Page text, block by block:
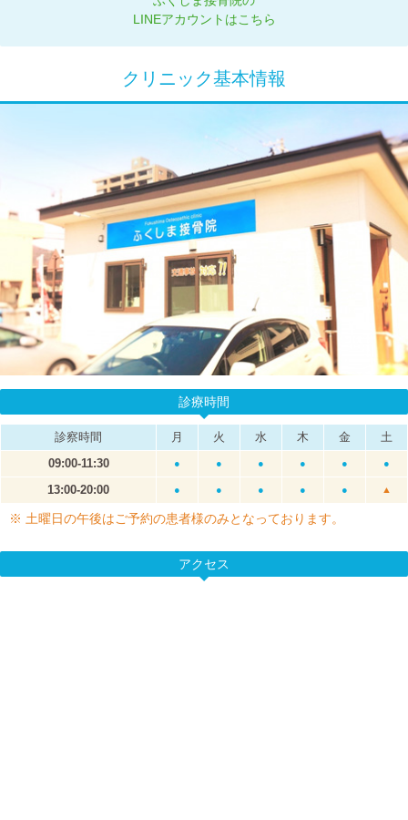
LINEアカウントはこちら
クリニック基本情報
診療時間
診察時間 月 火 水 木 金
土
09:00-11:30
● ● ● ● ● ●
13:00-20:00 ● ● ● ● ● ▲
※ 土曜日の午後はご予約の患者様のみとなっております。
アクセス